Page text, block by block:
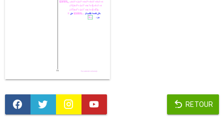
RETOUR